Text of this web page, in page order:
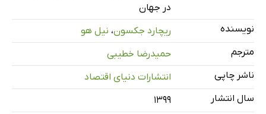
فصل دوم. جهان توسعه‌یافته: ارزیابی پیش‌بینی‌ها
گشتی در جهان توسعه‌یافته
اروپای غربی
ژاپن
در جهان
نویسنده
ریچارد جکسون، نیل هو
مترجم
حمیدرضا خطیبی
ناشر چاپی
انتشارات دنیای اقتصاد
سال انتشار
۱۳۹۹